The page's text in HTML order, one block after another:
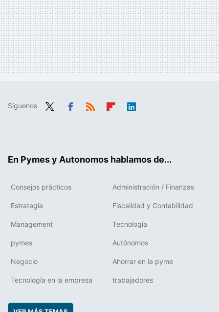
Síguenos
En Pymes y Autonomos hablamos de...
Consejos prácticos Administración / Finanzas
Estrategia Fiscalidad y Contabilidad
Management Tecnología
pymes Autónomos
Negocio Ahorrar en la pyme
Tecnología en la empresa trabajadores